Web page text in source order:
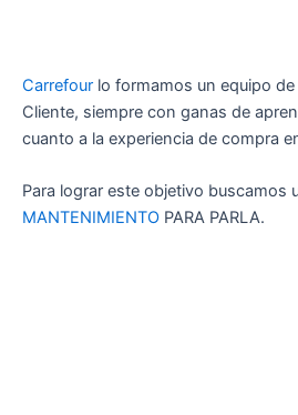
Carrefour lo formamos un equipo
Cliente, siempre con ganas de
cuanto a la experiencia de compra
Para lograr este objetivo buscamos
MANTENIMIENTO PARA PARLA.